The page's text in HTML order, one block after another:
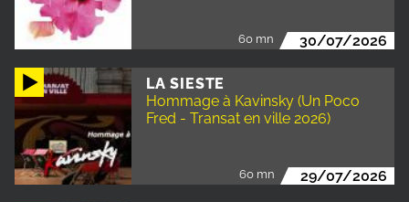
60 mn 30/07/2026
LA SIESTE
Hommage à Kavinsky (Un Poco
Fred - Transat en ville 2026)
60 mn 29/07/2026